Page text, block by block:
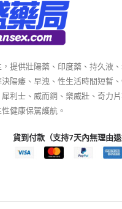
提供壯陽藥、印度藥、持久液
陽痿、早洩、性生活時間短暫
利士、威而鋼、樂威壯、奇力
健康保駕護航。
貨到付款（支持7天內無理由退